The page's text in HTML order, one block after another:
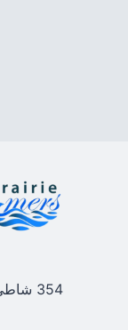
354 شاطئ الداخلة، طنجة البليا -طنجة